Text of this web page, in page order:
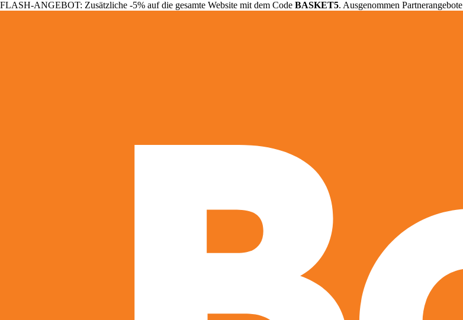
FLASH-ANGEBOT: Zusätzliche -5% auf die gesamte Website mit dem Code BASKET5. Ausgenommen Partnerangebote